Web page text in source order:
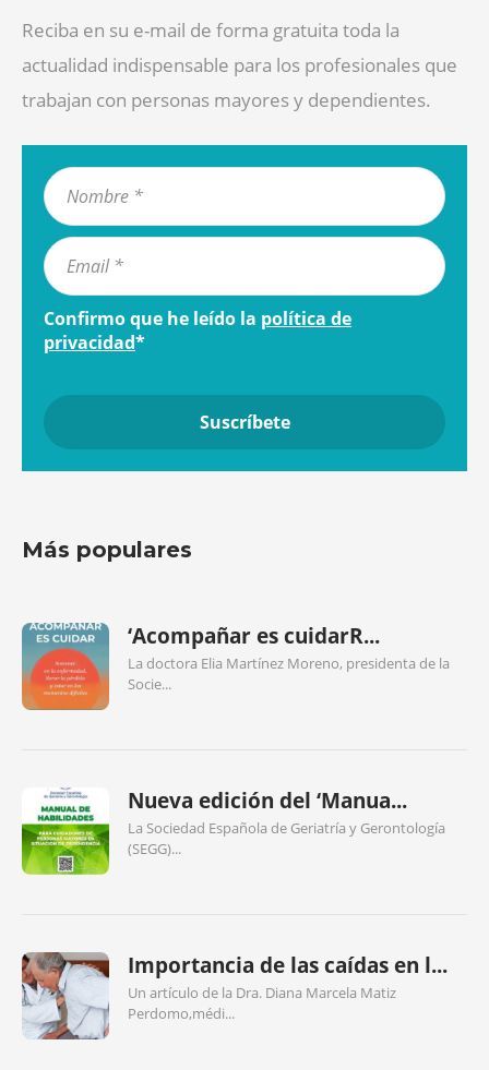
Reciba en su e-mail de forma gratuita toda la
actualidad indispensable para los profesionales que
trabajan con personas mayores y dependientes.
Confirmo que he leído la política de
privacidad*
Más populares
‘Acompañar es cuidarR...
La doctora Elia Martínez Moreno, presidenta de la
Socie...
Nueva edición del ‘Manua...
La Sociedad Española de Geriatría y Gerontología
(SEGG)...
Importancia de las caídas en l...
Un artículo de la Dra. Diana Marcela Matiz
Perdomo,médi...